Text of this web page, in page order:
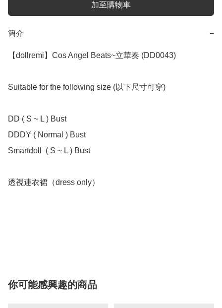
加至購物車
簡介 −
【dollremi】Cos Angel Beats~立華奏 (DD0043)
Suitable for the following size (以下尺寸可穿)
DD ( S ~ L ) Bust
DDDY ( Normal ) Bust
Smartdoll  ( S ~ L ) Bust
透視連衣裙（dress only）
你可能感興趣的商品